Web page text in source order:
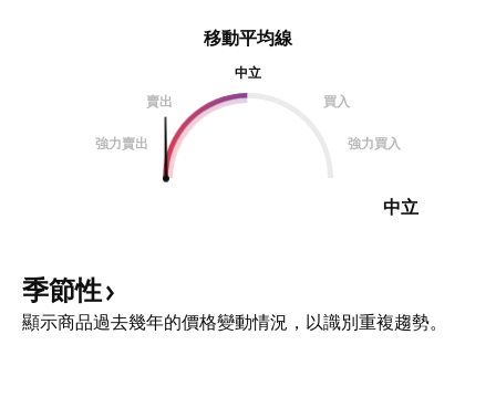
移動平均線
中立
賣出
買入
強力賣出 強力買入
中立
季節性
顯示商品過去幾年的價格變動情況，以識別重複趨勢。